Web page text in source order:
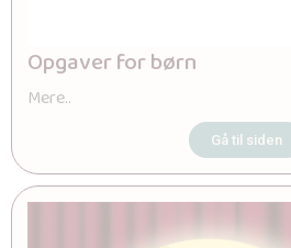
Opgaver for børn
Mere..
Gå til siden